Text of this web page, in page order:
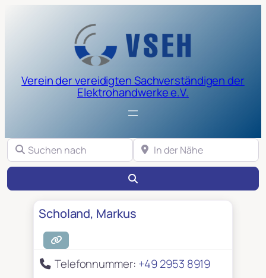
Verein der vereidigten Sachverständigen der
Elektrohandwerke e.V.
Suchen nach In der Nähe
Scholand, Markus
Telefonnummer: +49 2953 8919